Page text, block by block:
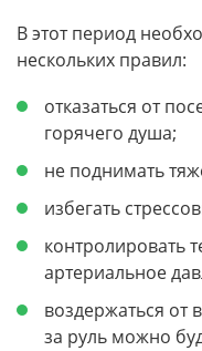
В этот период
нескольких правил:
отказаться от
горячего душа;
не поднимать
избегать
контролировать
артериальное
воздержаться от
за руль можно